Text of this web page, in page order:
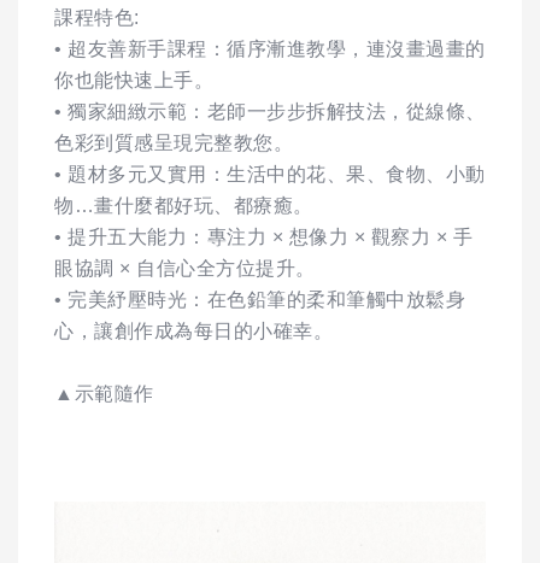
課程特色:
• 超友善新手課程：循序漸進教學，連沒畫過畫的
你也能快速上手。
• 獨家細緻示範：老師一步步拆解技法，從線條、
色彩到質感呈現完整教您。
• 題材多元又實用：生活中的花、果、食物、小動
物…畫什麼都好玩、都療癒。
• 提升五大能力：專注力 × 想像力 × 觀察力 × 手
眼協調 × 自信心全方位提升。
• 完美紓壓時光：在色鉛筆的柔和筆觸中放鬆身
心，讓創作成為每日的小確幸。
▲示範隨作